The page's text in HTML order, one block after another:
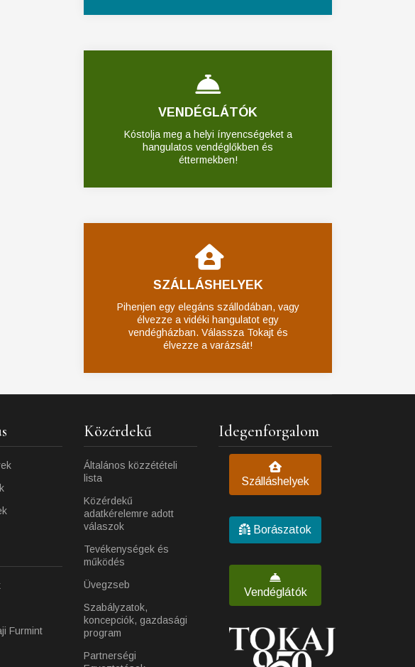
VENDÉGLÁTÓK
Kóstolja meg a helyi ínyencségeket a
hangulatos vendéglőkben és
éttermekben!
SZÁLLÁSHELYEK
Pihenjen egy elegáns szállodában, vagy
élvezze a vidéki hangulatot egy
vendégházban. Válassza Tokajt és
élvezze a varázsát!
Furmint
Közérdekű
Általános közzétételi
lista
Közérdekű
adatkérelemre adott
válaszok
Tevékenységek és
működés
Üvegzseb
Szabályzatok,
koncepciók, gazdasági
program
Partnerségi
Idegenforgalom
Szálláshelyek
Borászatok
Vendéglátók